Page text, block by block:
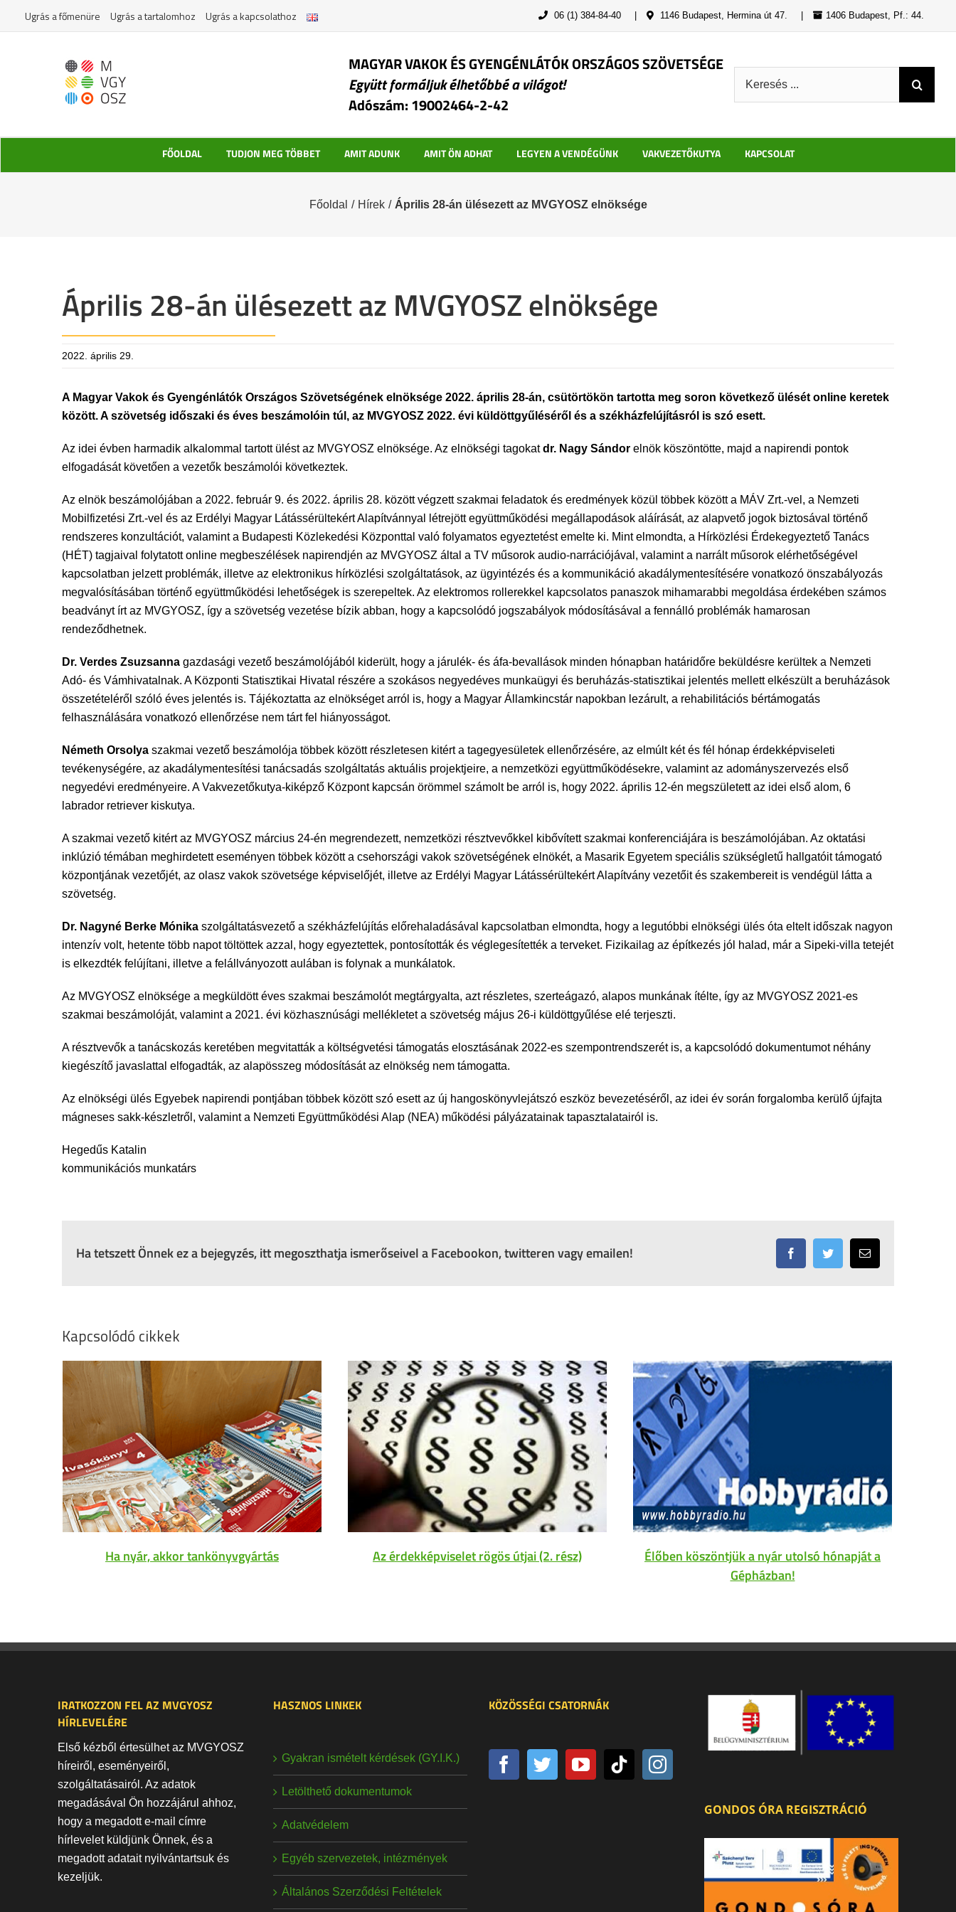
Ugrás a főmenüre Ugrás a tartalomhoz Ugrás a kapcsolathoz 06 (1) 384-84-40 1146 Budapest, Hermina út 47. 1406 Budapest, Pf.: 44.
MAGYAR VAKOK ÉS GYENGÉNLÁTÓK ORSZÁGOS SZÖVETSÉGE
Együtt formáljuk élhetőbbé a világot!
Adószám: 19002464-2-42
FŐOLDAL TUDJON MEG TÖBBET AMIT ADUNK AMIT ÖN ADHAT LEGYEN A VENDÉGÜNK VAKVEZETŐKUTYA KAPCSOLAT
Főoldal / Hírek / Április 28-án ülésezett az MVGYOSZ elnöksége
Április 28-án ülésezett az MVGYOSZ elnöksége
2022. április 29.
A Magyar Vakok és Gyengénlátók Országos Szövetségének elnöksége 2022. április 28-án, csütörtökön tartotta meg soron következő ülését online keretek
között. A szövetség időszaki és éves beszámolóin túl, az MVGYOSZ 2022. évi küldöttgyűléséről és a székházfelújításról is szó esett.
Az idei évben harmadik alkalommal tartott ülést az MVGYOSZ elnöksége. Az elnökségi tagokatdr. Nagy Sándor elnök köszöntötte, majd a napirendi pontok
elfogadását követően a vezetők beszámolói következtek.
Az elnök beszámolójában a 2022. február 9. és 2022. április 28. között végzett szakmai feladatok és eredmények közül többek között a MÁV Zrt.-vel, a Nemzeti
Mobilfizetési Zrt.-vel és az Erdélyi Magyar Látássérültekért Alapítvánnyal létrejött együttműködési megállapodások aláírását, az alapvető jogok biztosával történő
rendszeres konzultációt, valamint a Budapesti Közlekedési Központtal való folyamatos egyeztetést emelte ki. Mint elmondta, a Hírközlési Érdekegyeztető Tanács
(HÉT) tagjaival folytatott online megbeszélések napirendjén az MVGYOSZ által a TV műsorok audio-narrációjával, valamint a narrált műsorok elérhetőségével
kapcsolatban jelzett problémák, illetve az elektronikus hírközlési szolgáltatások, az ügyintézés és a kommunikáció akadálymentesítésére vonatkozó önszabályozás
megvalósításában történő együttműködési lehetőségek is szerepeltek. Az elektromos rollerekkel kapcsolatos panaszok mihamarabbi megoldása érdekében számos
beadványt írt az MVGYOSZ, így a szövetség vezetése bízik abban, hogy a kapcsolódó jogszabályok módosításával a fennálló problémák hamarosan
rendeződhetnek.
Dr. Verdes Zsuzsanna gazdasági vezető beszámolójából kiderült, hogy a járulék- és áfa-bevallások minden hónapban határidőre beküldésre kerültek a Nemzeti
Adó- és Vámhivatalnak. A Központi Statisztikai Hivatal részére a szokásos negyedéves munkaügyi és beruházás-statisztikai jelentés mellett elkészült a beruházások
összetételéről szóló éves jelentés is. Tájékoztatta az elnökséget arról is, hogy a Magyar Államkincstár napokban lezárult, a rehabilitációs bértámogatás
felhasználására vonatkozó ellenőrzése nem tárt fel hiányosságot.
Németh Orsolya szakmai vezető beszámolója többek között részletesen kitért a tagegyesületek ellenőrzésére, az elmúlt két és fél hónap érdekképviseleti
tevékenységére, az akadálymentesítési tanácsadás szolgáltatás aktuális projektjeire, a nemzetközi együttműködésekre, valamint az adományszervezés első
negyedévi eredményeire. A Vakvezetőkutya-kiképző Központ kapcsán örömmel számolt be arról is, hogy 2022. április 12-én megszületett az idei első alom, 6
labrador retriever kiskutya.
A szakmai vezető kitért az MVGYOSZ március 24-én megrendezett, nemzetközi résztvevőkkel kibővített szakmai konferenciájára is beszámolójában. Az oktatási
inklúzió témában meghirdetett eseményen többek között a csehországi vakok szövetségének elnökét, a Masarik Egyetem speciális szükségletű hallgatóit támogató
központjának vezetőjét, az olasz vakok szövetsége képviselőjét, illetve az Erdélyi Magyar Látássérültekért Alapítvány vezetőit és szakembereit is vendégül látta a
szövetség.
Dr. Nagyné Berke Mónika szolgáltatásvezető a székházfelújítás előrehaladásával kapcsolatban elmondta, hogy a legutóbbi elnökségi ülés óta eltelt időszak nagyon
intenzív volt, hetente több napot töltöttek azzal, hogy egyeztettek, pontosították és véglegesítették a terveket. Fizikailag az építkezés jól halad, már a Sipeki-villa tetejét
is elkezdték felújítani, illetve a felállványozott aulában is folynak a munkálatok.
Az MVGYOSZ elnöksége a megküldött éves szakmai beszámolót megtárgyalta, azt részletes, szerteágazó, alapos munkának ítélte, így az MVGYOSZ 2021-es
szakmai beszámolóját, valamint a 2021. évi közhasznúsági mellékletet a szövetség május 26-i küldöttgyűlése elé terjeszti.
A résztvevők a tanácskozás keretében megvitatták a költségvetési támogatás elosztásának 2022-es szempontrendszerét is, a kapcsolódó dokumentumot néhány
kiegészítő javaslattal elfogadták, az alapösszeg módosítását az elnökség nem támogatta.
Az elnökségi ülés Egyebek napirendi pontjában többek között szó esett az új hangoskönyvlejátszó eszköz bevezetéséről, az idei év során forgalomba kerülő újfajta
mágneses sakk-készletről, valamint a Nemzeti Együttműködési Alap (NEA) működési pályázatainak tapasztalatairól is.
Hegedűs Katalin
kommunikációs munkatárs
Ha tetszett Önnek ez a bejegyzés, itt megoszthatja ismerőseivel a Facebookon, twitteren vagy emailen! FacebookTwitter Email:
Kapcsolódó cikkek
Ha nyár, akkor tankönyvgyártás Az érdekképviselet rögös útjai (2. rész)
Élőben köszöntjük a nyár utolsó hónapját a
Gépházban!
IRATKOZZON FEL AZ MVGYOSZ
HÍRLEVELÉRE
Első kézből értesülhet az MVGYOSZ
híreiről, eseményeiről,
szolgáltatásairól. Az adatok
megadásával Ön hozzájárul ahhoz,
hogy a megadott e-mail címre
hírlevelet küldjünk Önnek, és a
megadott adatait nyilvántartsuk és
kezeljük.
HASZNOS LINKEK
Gyakran ismételt kérdések (GY.I.K.)
Letölthető dokumentumok
Adatvédelem
Egyéb szervezetek, intézmények
Általános Szerződési Feltételek
KÖZÖSSÉGI CSATORNÁK
GONDOS ÓRA REGISZTRÁCIÓ